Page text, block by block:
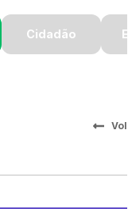
Cidadão